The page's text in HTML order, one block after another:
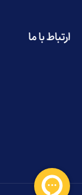
ارتباط با ما